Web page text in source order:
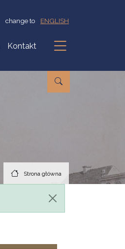
change to ENGLISH
Kontakt
Podmenu
Strona główna